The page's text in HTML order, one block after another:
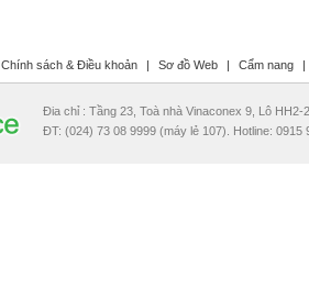
Chính sách & Điều khoản | Sơ đồ Web | Cẩm nang |
Đia chỉ : Tầng 23, Toà nhà Vinaconex 9, Lô
ĐT: (024) 73 08 9999 (máy lẻ 107). Hotline: 0915